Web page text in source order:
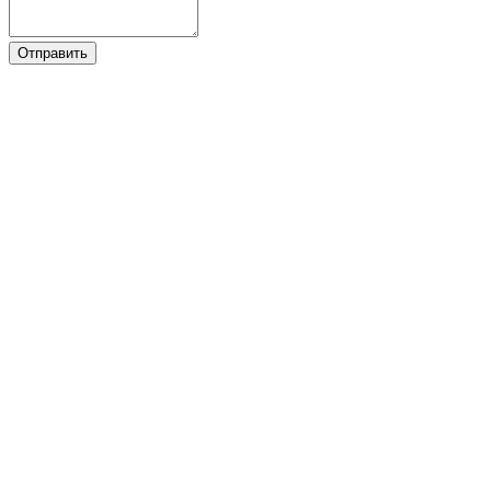
Отправить